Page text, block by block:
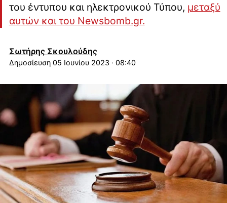
του έντυπου και ηλεκτρονικού Τύπου, μεταξύ
αυτών και του Newsbomb.gr.
Σωτήρης Σκουλούδης
05 Ιουνίου 2023 · 08:40